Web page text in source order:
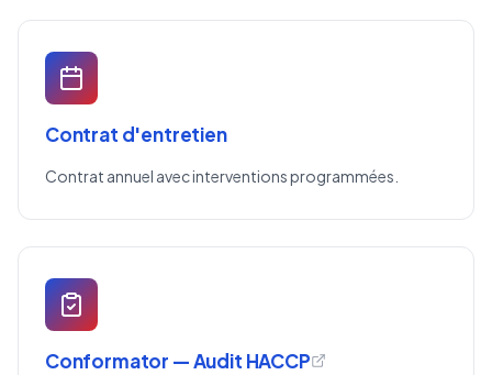
Contrat d'entretien
Contrat annuel avec interventions programmées.
Conformator — Audit HACCP